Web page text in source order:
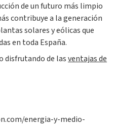
de un futuro más limpio
contribuye a la generación
solares y eólicas que
en toda España.
disfrutando de lasventajas de
energia-y-medio-